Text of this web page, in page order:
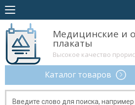
Медицинские и
плакаты
Высокое качество
Каталог товаров